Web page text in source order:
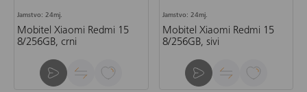
Jamstvo: 24mj.
Mobitel Xiaomi Redmi 15
8/256GB, crni
Jamstvo: 24mj.
Mobitel Xiaomi Redmi 15
8/256GB, sivi